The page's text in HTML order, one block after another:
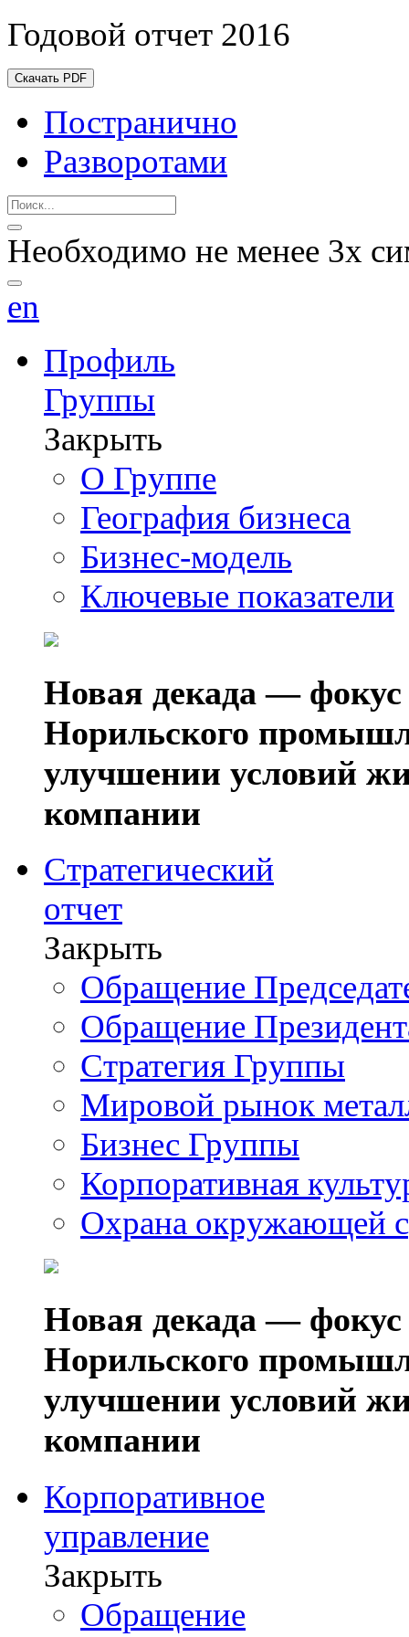
Годовой отчет 2016
Скачать PDF
Постранично
Разворотами
Необходимо не менее 3х
en
Профиль
Группы
Закрыть
О Группе
География бизнеса
Бизнес-модель
Ключевые показатели
Новая декада — фокус
Норильского
улучшении условий
компании
Стратегический
отчет
Закрыть
Обращение
Обращение
Стратегия Группы
Мировой рынок
Бизнес Группы
Корпоративная
Охрана окружающей
Новая декада — фокус
Норильского
улучшении условий
компании
Корпоративное
управление
Закрыть
Обращение